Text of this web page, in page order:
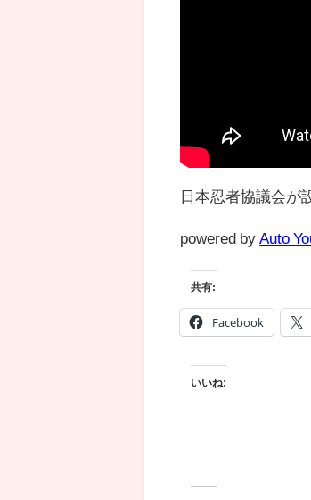
日本忍者協議会が
powered by Auto
共有:
Facebook
いいね: